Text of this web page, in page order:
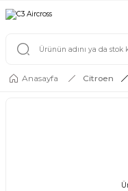
2 - 4 İŞ
Anasayfa Citroen